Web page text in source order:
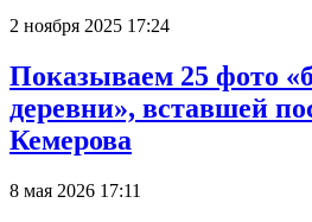
2 ноября 2025 17:24
Показываем 25 фото
деревни», вставшей
Кемерова
8 мая 2026 17:11